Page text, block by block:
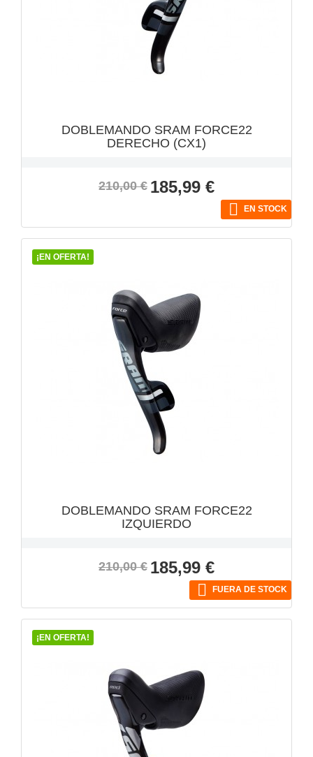
DOBLEMANDO SRAM FORCE22
DERECHO (CX1)
Precio
210,00 € Precio
185,99 €
 EN STOCK
¡EN OFERTA!
DOBLEMANDO SRAM FORCE22
IZQUIERDO
Precio
210,00 € Precio
185,99 €
 FUERA DE STOCK
¡EN OFERTA!
VISTA RÁPIDA